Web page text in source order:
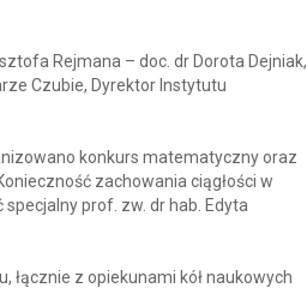
Rejmana – doc. dr Dorota Dejniak,
Czubie, Dyrektor Instytutu
konkurs matematyczny oraz
zachowania ciągłości w
prof. zw. dr hab. Edyta
łącznie z opiekunami kół naukowych